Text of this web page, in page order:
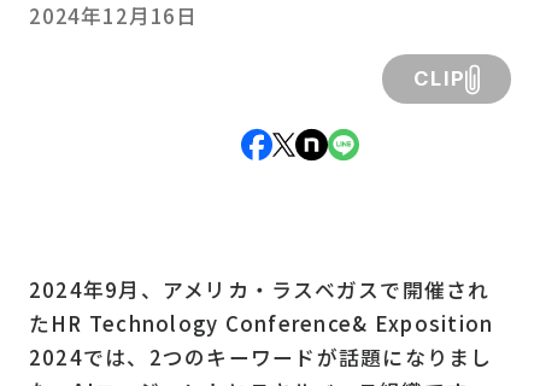
2024年12月16日
CLIP
2024年9月、アメリカ・ラスベガスで開催され
たHR Technology Conference& Exposition
2024では、2つのキーワードが話題になりまし